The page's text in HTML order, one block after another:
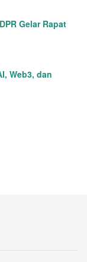
Gelar Rapat
Web3, dan